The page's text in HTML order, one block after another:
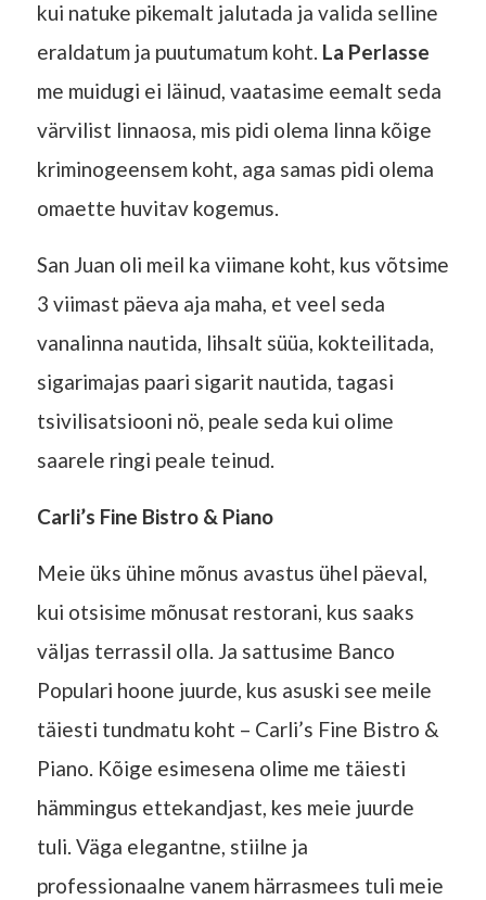
kui natuke pikemalt jalutada ja valida selline
eraldatum ja puutumatum koht. La Perlasse
me muidugi ei läinud, vaatasime eemalt seda
värvilist linnaosa, mis pidi olema linna kõige
kriminogeensem koht, aga samas pidi olema
omaette huvitav kogemus.
San Juan oli meil ka viimane koht, kus võtsime
3 viimast päeva aja maha, et veel seda
vanalinna nautida, lihsalt süüa, kokteilitada,
sigarimajas paari sigarit nautida, tagasi
tsivilisatsiooni nö, peale seda kui olime
saarele ringi peale teinud.
Carli’s Fine Bistro & Piano
Meie üks ühine mõnus avastus ühel päeval,
kui otsisime mõnusat restorani, kus saaks
väljas terrassil olla. Ja sattusime Banco
Populari hoone juurde, kus asuski see meile
täiesti tundmatu koht – Carli’s Fine Bistro &
Piano. Kõige esimesena olime me täiesti
hämmingus ettekandjast, kes meie juurde
tuli. Väga elegantne, stiilne ja
professionaalne vanem härrasmees tuli meie